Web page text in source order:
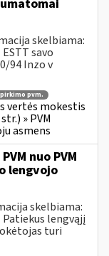
skelbiama:
savo
94 Inzo v
pirkimo pvm.
vertės mokestis
» PVM
asmens
nuo PVM
lengvojo
skelbiama:
lengvąjį
turi